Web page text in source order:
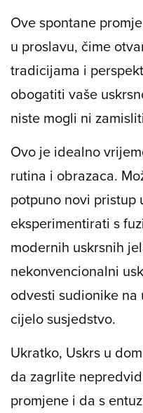
Ove spontane
u proslavu, čime
tradicijama i
obogatiti vaše
niste mogli ni
Ovo je idealno
rutina i obrazaca.
potpuno novi pristup
eksperimentirati s
modernih uskrsnih
nekonvencionalni
odvesti sudionike
cijelo susjedstvo.
Ukratko, Uskrs u
da zagrlite
promjene i da s